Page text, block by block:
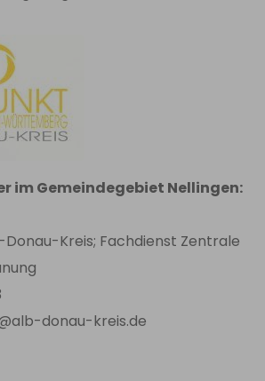
im Gemeindegebiet Nellingen:
Kreis; Fachdienst Zentrale
donau-kreis.de